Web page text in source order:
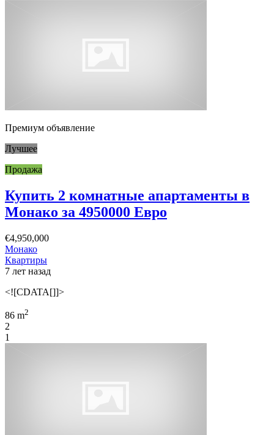
Премиум объявление
Лучшее
Продажа
Купить 2 комнатные апартаменты в
Монако за 4950000 Евро
€4,950,000
Монако
Квартиры
7 лет назад
<![CDATA[]]>
86 m2
2
1